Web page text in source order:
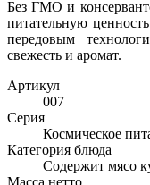
Без ГМО и
питательную
передовым
свежесть и аромат.
Артикул
007
Серия
Космическое
Категория блюда
Содержит мясо
Масса нетто